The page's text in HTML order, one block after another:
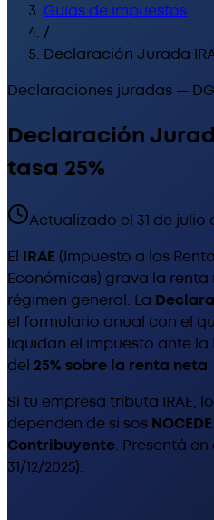
Guías de impuestos
/
Declaración Jurada
Declaraciones juradas —
Declaración
tasa 25%
Actualizado el 31 de julio
El IRAE (Impuesto a las
Económicas) grava la
régimen general. La
el formulario anual con el
liquidan el impuesto ante
del 25% sobre la renta neta.
Si tu empresa tributa IRAE,
dependen de si sos NOCEDE
Contribuyente. Presentá en
31/12/2025).